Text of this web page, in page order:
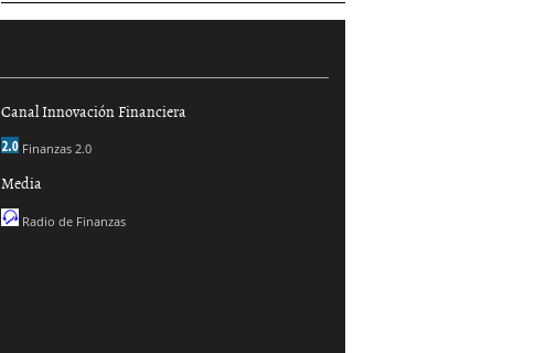
Canal Innovación Financiera
Finanzas 2.0
Media
Radio de Finanzas